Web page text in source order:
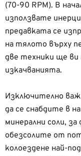
(70-90 RPM). В
използвате
предавката се
на тялото върху
две техники ще ви
изкачванията.
Изключително
да се снабдите в
минерални соли,
обезсолите от
колоездене най-